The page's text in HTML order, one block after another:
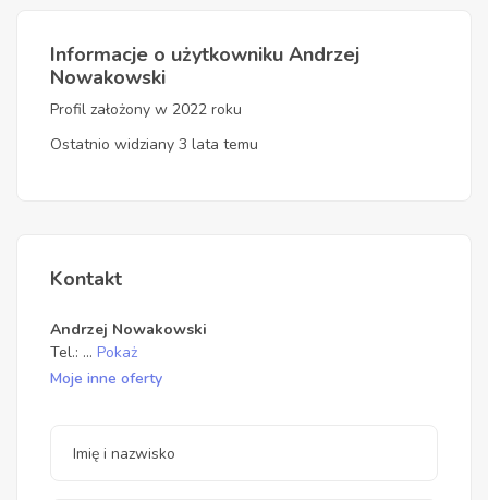
Informacje o użytkowniku Andrzej
Nowakowski
Profil założony w 2022 roku
Ostatnio widziany 3 lata temu
Kontakt
Andrzej Nowakowski
Tel.: ... Pokaż
Moje inne oferty